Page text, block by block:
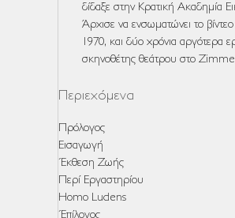
δίδαξε στην Κρατική Ακαδημία
Άρχισε να ενσωματώνει το βίντεο
1970, και δύο χρόνια αργότερα
σκηνοθέτης θεάτρου στο
Περιεχόμενα
Πρόλογος
Εισαγωγή
Έκθεση Ζωής
Περί Εργαστηρίου
Homo Ludens
Έπίλογος